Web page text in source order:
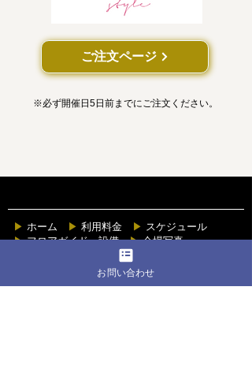
ご注文ページ
※必ず開催日5日前までにご注文ください。
▶︎ ホーム ▶︎ 利用料金 ▶︎ スケジュール
▶︎ フロアガイド・設備 ▶︎ 会場写真
お問い合せ
お問い合わせ